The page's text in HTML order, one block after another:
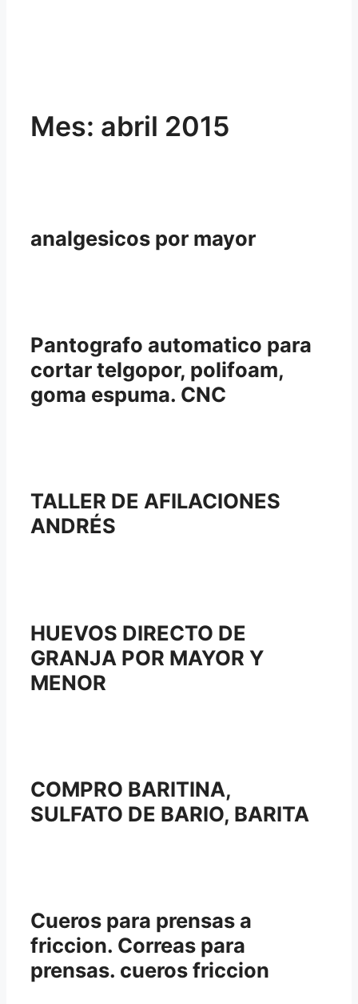
Mes: abril 2015
analgesicos por mayor
Pantografo automatico para
cortar telgopor, polifoam,
goma espuma. CNC
TALLER DE AFILACIONES
ANDRÉS
HUEVOS DIRECTO DE
GRANJA POR MAYOR Y
MENOR
COMPRO BARITINA,
SULFATO DE BARIO, BARITA
Cueros para prensas a
friccion. Correas para
prensas. cueros friccion